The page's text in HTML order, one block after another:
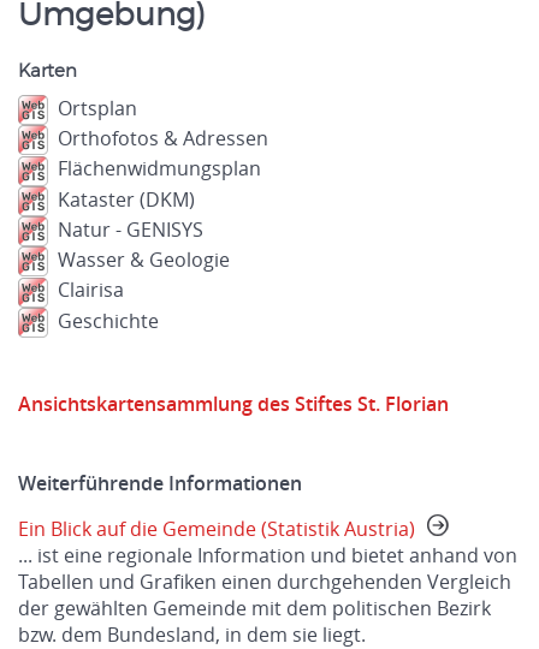
Umgebung)
Karten
Ortsplan
Orthofotos & Adressen
Flächenwidmungsplan
Kataster (DKM)
Natur - GENISYS
Wasser & Geologie
Clairisa
Geschichte
Ansichtskartensammlung des Stiftes St. Florian
Weiterführende Informationen
Ein Blick auf die Gemeinde (Statistik Austria)
... ist eine regionale Information und bietet anhand von
Tabellen und Grafiken einen durchgehenden Vergleich
der gewählten Gemeinde mit dem politischen Bezirk
bzw. dem Bundesland, in dem sie liegt.